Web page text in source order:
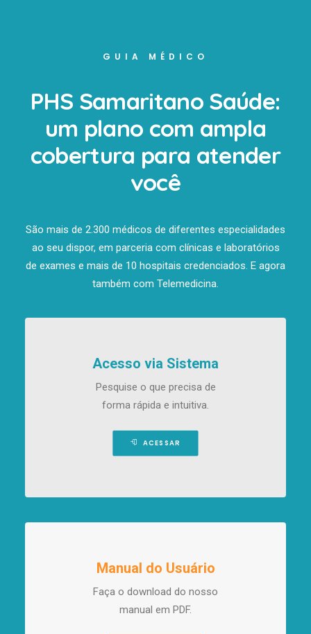
GUIA MÉDICO
PHS Samaritano Saúde:
um plano com ampla
cobertura para atender
você
São mais de 2.300 médicos de diferentes especialidades
ao seu dispor, em parceria com clínicas e laboratórios
de exames e mais de 10 hospitais credenciados. E agora
também com Telemedicina.
Manual do Usuário
Faça o download do nosso
manual em PDF.
Acesso via Sistema
Pesquise o que precisa de
forma rápida e intuitiva.
ACESSAR